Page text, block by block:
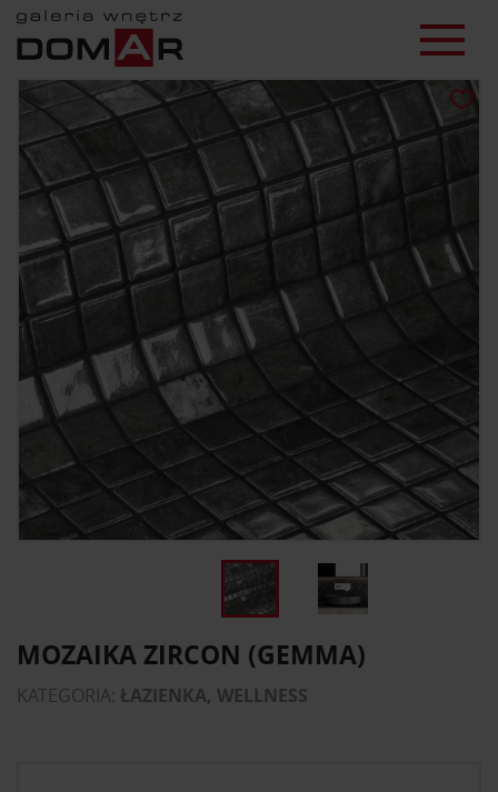
MOZAIKA ZIRCON (GEMMA)
KATEGORIA: ŁAZIENKA, WELLNESS